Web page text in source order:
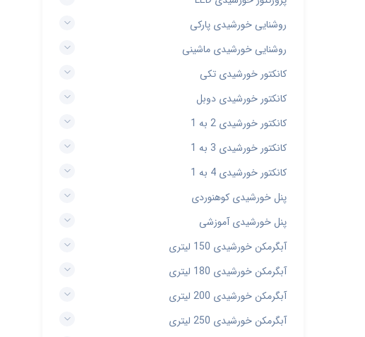
روشنایی خورشیدی پارکی
روشنایی خورشیدی ماشینی
کانکتور خورشیدی تکی
کانکتور خورشیدی دوبل
کانکتور خورشیدی 2 به 1
کانکتور خورشیدی 3 به 1
کانکتور خورشیدی 4 به 1
پنل خورشیدی کوهنوردی
پنل خورشیدی آموزشی
آبگرمکن خورشیدی 150 لیتری
آبگرمکن خورشیدی 180 لیتری
آبگرمکن خورشیدی 200 لیتری
آبگرمکن خورشیدی 250 لیتری